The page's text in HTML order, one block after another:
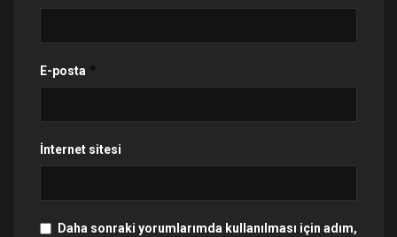
E-posta *
İnternet sitesi
Daha sonraki yorumlarımda kullanılması için adım,